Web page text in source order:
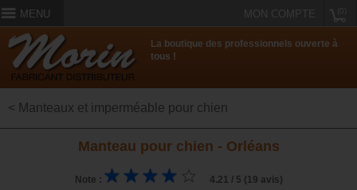
MENU MON COMPTE
La boutique des professionnels ouverte à
tous !
< Manteaux et imperméable pour chien
Manteau pour chien - Orléans
Note : 4.21 / 5 (19 avis)